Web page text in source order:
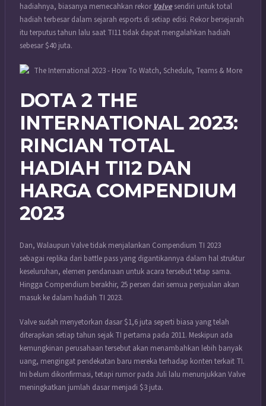
hadiahnya, biasanya memecahkan rekor Valvesendiri untuk total
hadiah terbesar dalam sejarah esports di setiap edisi. Rekor bersejarah
itu terputus tahun lalu saat TI11 tidak dapat mengalahkan hadiah
sebesar $40 juta.
DOTA 2 THE
INTERNATIONAL 2023:
RINCIAN TOTAL
HADIAH TI12 DAN
HARGA COMPENDIUM
2023
Dan, Walaupun Valve tidak menjalankan Compendium TI 2023
sebagai replika dari battle pass yang digantikannya dalam hal struktur
keseluruhan, elemen pendanaan untuk acara tersebut tetap sama.
Hingga Compendium berakhir, 25 persen dari semua penjualan akan
masuk ke dalam hadiah TI 2023.
Valve sudah menyetorkan dasar $1,6 juta seperti biasa yang telah
diterapkan setiap tahun sejak TI pertama pada 2011. Meskipun ada
kemungkinan perusahaan tersebut akan menambahkan lebih banyak
uang, mengingat pendekatan baru mereka terhadap konten terkait TI.
Ini belum dikonfirmasi, tetapi rumor pada Juli lalu menunjukkan Valve
meningkatkan jumlah dasar menjadi $3 juta.